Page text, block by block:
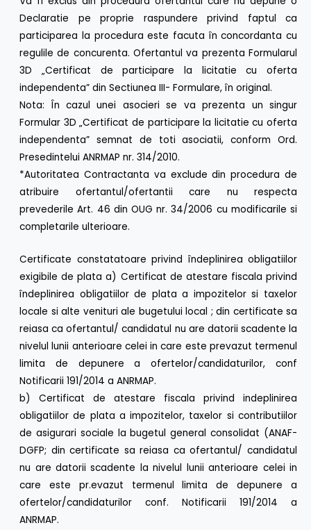
Declaratie pe proprie raspundere privind faptul ca
participarea la procedura este facuta în concordanta cu
regulile de concurenta. Ofertantul va prezenta Formularul
3D „Certificat de participare la licitatie cu oferta
independenta” din Sectiunea III- Formulare, în original.
Nota: În cazul unei asocieri se va prezenta un singur
Formular 3D „Certificat de participare la licitatie cu oferta
independenta” semnat de toti asociatii, conform Ord.
Presedintelui ANRMAP nr. 314/2010.
*Autoritatea Contractanta va exclude din procedura de
atribuire ofertantul/ofertantii care nu respecta
prevederile Art. 46 din OUG nr. 34/2006 cu modificarile si
completarile ulterioare.
Certificate constatatoare privind îndeplinirea obligatiilor
exigibile de plata a) Certificat de atestare fiscala privind
îndeplinirea obligatiilor de plata a impozitelor si taxelor
locale si alte venituri ale bugetului local ; din certificate sa
reiasa ca ofertantul/ candidatul nu are datorii scadente la
nivelul lunii anterioare celei in care este prevazut termenul
limita de depunere a ofertelor/candidaturilor, conf
Notificarii 191/2014 a ANRMAP.
b) Certificat de atestare fiscala privind indeplinirea
obligatiilor de plata a impozitelor, taxelor si contributiilor
de asigurari sociale la bugetul general consolidat (ANAF-
DGFP; din certificate sa reiasa ca ofertantul/ candidatul
nu are datorii scadente la nivelul lunii anterioare celei in
care este pr.evazut termenul limita de depunere a
ofertelor/candidaturilor conf. Notificarii 191/2014 a
ANRMAP.